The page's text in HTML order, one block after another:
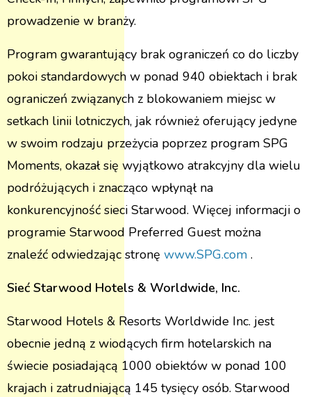
prowadzenie w branży.
Program gwarantujący brak ograniczeń co do liczby
pokoi standardowych w ponad 940 obiektach i brak
ograniczeń związanych z blokowaniem miejsc w
setkach linii lotniczych, jak również oferujący jedyne
w swoim rodzaju przeżycia poprzez program SPG
Moments, okazał się wyjątkowo atrakcyjny dla wielu
podróżujących i znacząco wpłynął na
konkurencyjność sieci Starwood. Więcej informacji o
programie Starwood Preferred Guest można
znaleźć odwiedzając stronę www.SPG.com .
Sieć Starwood Hotels & Worldwide, Inc.
Starwood Hotels & Resorts Worldwide Inc. jest
obecnie jedną z wiodących firm hotelarskich na
świecie posiadającą 1000 obiektów w ponad 100
krajach i zatrudniającą 145 tysięcy osób. Starwood